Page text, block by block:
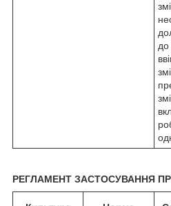
до
РЕГЛАМЕНТ ЗАСТОСУВАННЯ